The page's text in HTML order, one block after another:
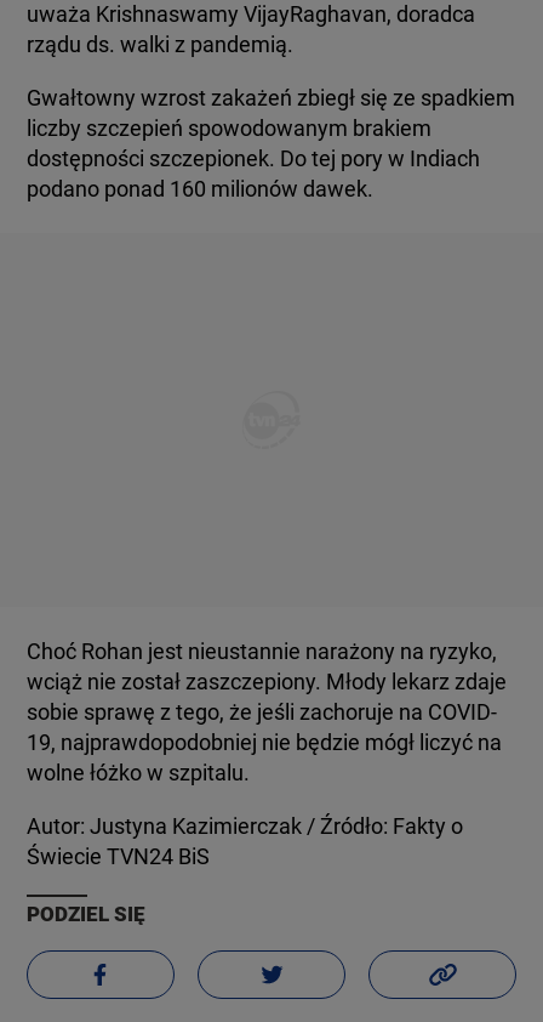
uważa Krishnaswamy VijayRaghavan, doradca
rządu ds. walki z pandemią.
Gwałtowny wzrost zakażeń zbiegł się ze spadkiem
liczby szczepień spowodowanym brakiem
dostępności szczepionek. Do tej pory w Indiach
podano ponad 160 milionów dawek.
Choć Rohan jest nieustannie narażony na ryzyko,
wciąż nie został zaszczepiony. Młody lekarz zdaje
sobie sprawę z tego, że jeśli zachoruje na COVID-
19, najprawdopodobniej nie będzie mógł liczyć na
wolne łóżko w szpitalu.
Autor: Justyna Kazimierczak / Źródło: Fakty o
Świecie TVN24 BiS
PODZIEL SIĘ